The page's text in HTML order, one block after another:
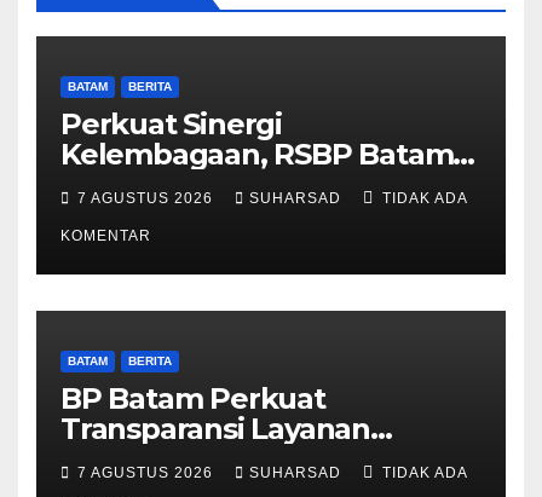
BATAM BERITA
Perkuat Sinergi
Kelembagaan, RSBP Batam
dan BPOM Pastikan
Pelayanan dan Ketersediaan
Obat Aman
7 AGUSTUS 2026 SUHARSAD TIDAK ADA
KOMENTAR
BATAM BERITA
BP Batam Perkuat
Transparansi Layanan
Pertanahan, Alokasi Tanah
Reguler Segera Hadir Melalui
7 AGUSTUS 2026 SUHARSAD TIDAK ADA